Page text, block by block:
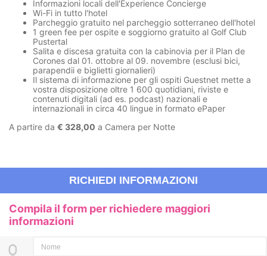
Informazioni locali dell'Experience Concierge
Wi-Fi in tutto l'hotel
Parcheggio gratuito nel parcheggio sotterraneo dell'hotel
1 green fee per ospite e soggiorno gratuito al Golf Club
Pustertal
Salita e discesa gratuita con la cabinovia per il Plan de
Corones dal 01. ottobre al 09. novembre (esclusi bici,
parapendii e biglietti giornalieri)
Il sistema di informazione per gli ospiti Guestnet mette a
vostra disposizione oltre 1 600 quotidiani, riviste e
contenuti digitali (ad es. podcast) nazionali e
internazionali in circa 40 lingue in formato ePaper
A partire da € 328,00 a Camera per Notte
RICHIEDI INFORMAZIONI
Compila il form per richiedere maggiori
informazioni